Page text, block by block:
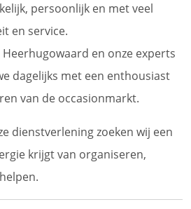
persoonlijk en met veel
en service.
en onze experts
dagelijks met een enthousiast
van de occasionmarkt.
dienstverlening zoeken wij een
krijgt van organiseren,